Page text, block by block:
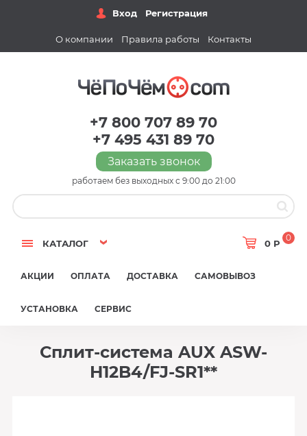
Вход Регистрация
О компании Правила работы Контакты
+7 800 707 89 70
+7 495 431 89 70
Заказать звонок
работаем без выходных с 9:00 до 21:00
КАТАЛОГ 0 Р
0
АКЦИИ ОПЛАТА ДОСТАВКА САМОВЫВОЗ
УСТАНОВКА СЕРВИС
Сплит-система AUX ASW-
H12B4/FJ-SR1**